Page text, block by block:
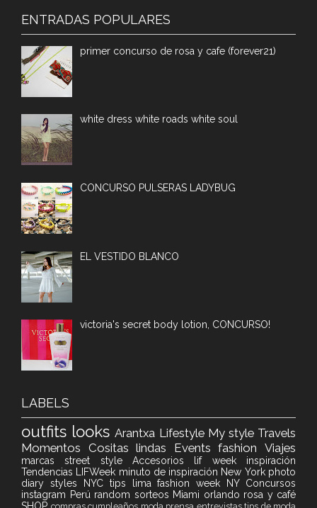
ENTRADAS POPULARES
primer concurso de rosa y cafe (forever21)
white dress white roads white soul
CONCURSO PULSERAS LADYBUG
EL VESTIDO BLANCO
victoria's secret body lotion, CONCURSO!
LABELS
outfits looksArantxa Lifestyle My style Travels
Momentos Cositas lindas EventsfashionViajes
marcasstreet styleAccesorios lif week inspiración
Tendencias
LIFWeek minuto de inspiración New York photo
diary styles NYC tips lima fashion week NY Concursos
instagram Perú random sorteos Miami orlando rosa y café